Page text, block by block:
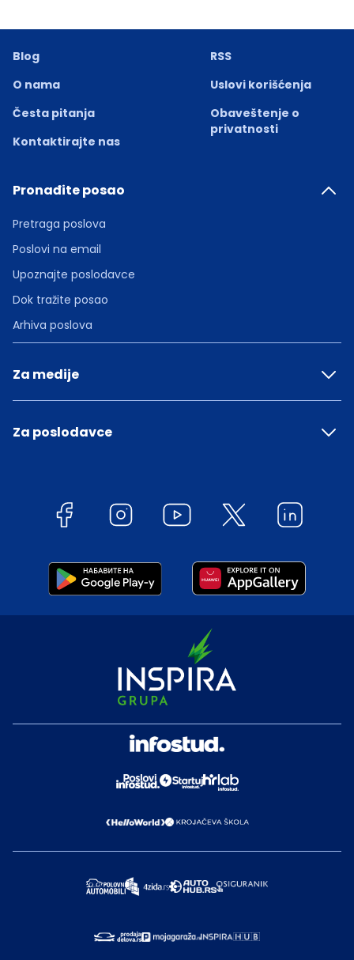
Blog
O nama
Česta pitanja
Kontaktirajte nas
RSS
Uslovi korišćenja
Obaveštenje o
privatnosti
Pronađite posao
Pretraga poslova
Poslovi na email
Upoznajte poslodavce
Dok tražite posao
Arhiva poslova
Za medije
Za poslodavce